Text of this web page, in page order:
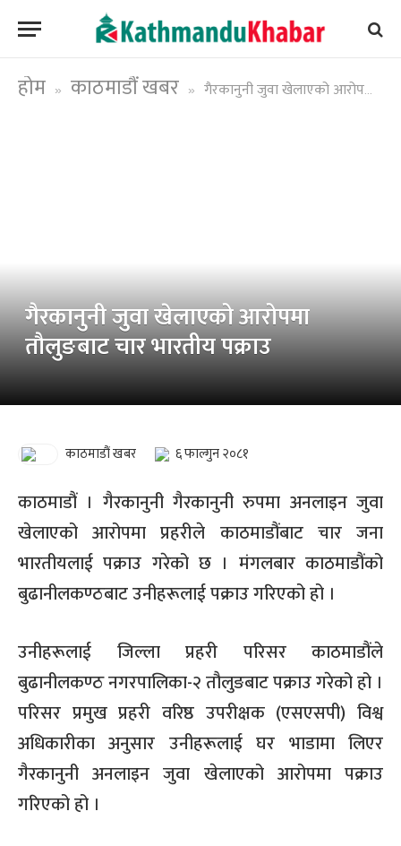
होम » काठमाडौं खबर » गैरकानुनी जुवा खेलाएको आरोपमा तौलुङबाट चार भारतीय पक्राउ
गैरकानुनी जुवा खेलाएको आरोपमा
तौलुङबाट चार भारतीय पक्राउ
काठमाडौं खबर ६ फाल्गुन २०८१
काठमाडौं । गैरकानुनी गैरकानुनी रुपमा अनलाइन जुवा
खेलाएको आरोपमा प्रहरीले काठमाडौंबाट चार जना
भारतीयलाई पक्राउ गरेको छ । मंगलबार काठमाडौंको
बुढानीलकण्ठबाट उनीहरूलाई पक्राउ गरिएको हो ।
उनीहरूलाई जिल्ला प्रहरी परिसर काठमाडौंले
बुढानीलकण्ठ नगरपालिका-२ तौलुङबाट पक्राउ गरेको हो ।
परिसर प्रमुख प्रहरी वरिष्ठ उपरीक्षक (एसएसपी) विश्व
अधिकारीका अनुसार उनीहरूलाई घर भाडामा लिएर
गैरकानुनी अनलाइन जुवा खेलाएको आरोपमा पक्राउ
गरिएको हो ।